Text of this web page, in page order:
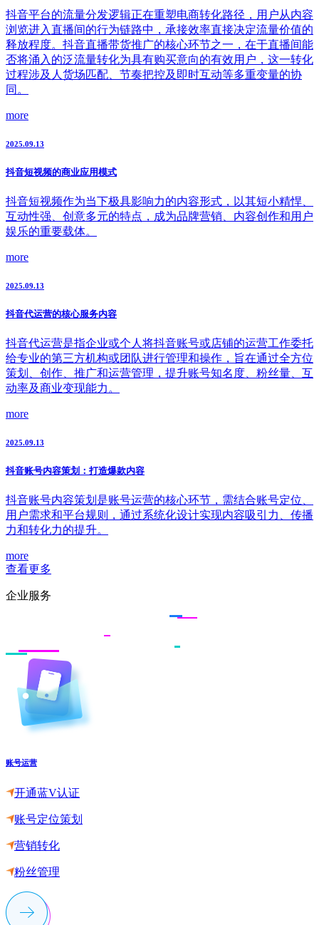
抖音平台的流量分发逻辑正在重塑电商转化路径，用户从内容
浏览进入直播间的行为链路中，承接效率直接决定流量价值的
释放程度。抖音直播带货推广的核心环节之一，在于直播间能
否将涌入的泛流量转化为具有购买意向的有效用户，这一转化
过程涉及人货场匹配、节奏把控及即时互动等多重变量的协
同。
more
2025.09.13
抖音短视频的商业应用模式
抖音短视频作为当下极具影响力的内容形式，以其短小精悍、
互动性强、创意多元的特点，成为品牌营销、内容创作和用户
娱乐的重要载体。
more
2025.09.13
抖音代运营的核心服务内容
抖音代运营是指企业或个人将抖音账号或店铺的运营工作委托
给专业的第三方机构或团队进行管理和操作，旨在通过全方位
策划、创作、推广和运营管理，提升账号知名度、粉丝量、互
动率及商业变现能力。
more
2025.09.13
抖音账号内容策划：打造爆款内容
抖音账号内容策划是账号运营的核心环节，需结合账号定位、
用户需求和平台规则，通过系统化设计实现内容吸引力、传播
力和转化力的提升。
more
查看更多
企业服务
账号运营
开通蓝V认证
账号定位策划
营销转化
粉丝管理